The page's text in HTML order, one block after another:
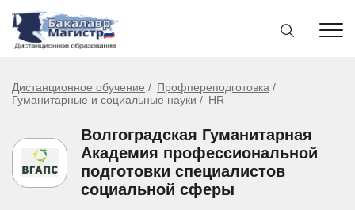
Дистанционное обучение
Профпереподготовка
Гуманитарные и социальные науки
HR
Волгоградская Гуманитарная
Академия профессиональной
подготовки специалистов
социальной сферы